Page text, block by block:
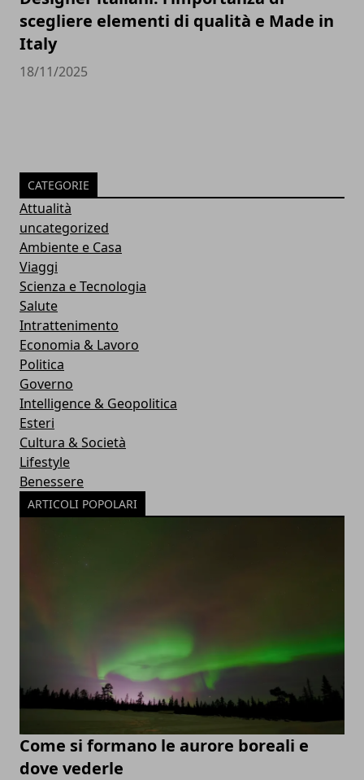
scegliere elementi di qualità e Made in
Italy
18/11/2025
CATEGORIE
Attualità
uncategorized
Ambiente e Casa
Viaggi
Scienza e Tecnologia
Salute
Intrattenimento
Economia & Lavoro
Politica
Governo
Intelligence & Geopolitica
Esteri
Cultura & Società
Lifestyle
Benessere
ARTICOLI POPOLARI
Come si formano le aurore boreali e
dove vederle